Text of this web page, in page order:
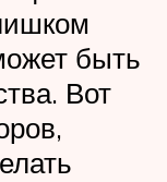
быть
Вот